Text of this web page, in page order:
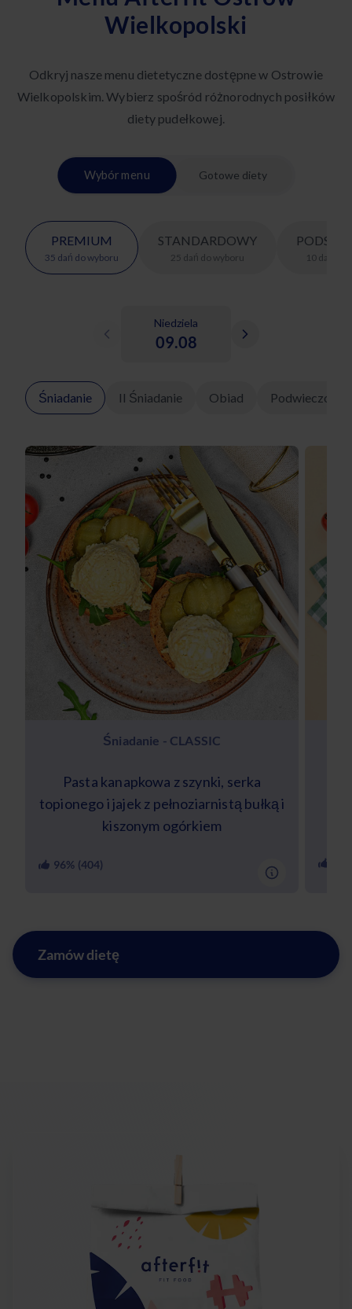
Wielkopolski
Odkryj nasze menu dietetyczne dostępne w Ostrowie
Wielkopolskim. Wybierz spośród różnorodnych posiłków
diety pudełkowej.
Wybór menu Gotowe diety
PREMIUM
35 dań do wyboru
STANDARDOWY
25 dań do wyboru 10 dań
Niedziela
09.08
Śniadanie II Śniadanie Obiad Podwieczorek
Śniadanie - CLASSIC
Pasta kanapkowa z szynki, serka
topionego i jajek z pełnoziarnistą bułką i
kiszonym ogórkiem
96% (404)
Zamów dietę